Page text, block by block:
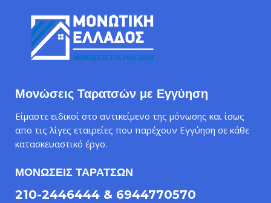
Μονώσεις Ταρατσών με Εγγύηση
Είμαστε ειδικοί στο αντικείμενο της μόνωσης και ίσως
απο τις λίγες εταιρείες που παρέχουν Εγγύηση σε κάθε
κατασκευαστικό έργο.
ΜΟΝΩΣΕΙΣ ΤΑΡΑΤΣΩΝ
210-2446444 & 6944770570